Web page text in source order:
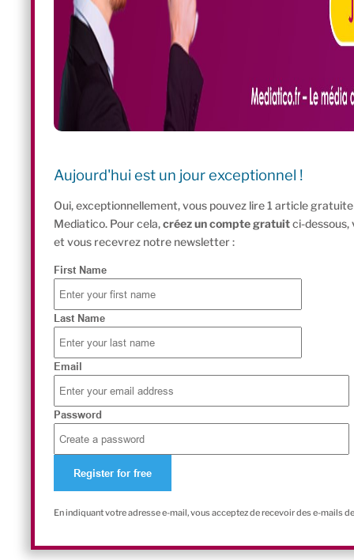
Aujourd'hui est un jour exceptionnel !
Oui, exceptionnellement, vous pouvez lire 1 article
Mediatico. Pour cela,créez un compte gratuitci-dessous,
et vous recevrez notre newsletter :
First Name
Last Name
Email
Password
En indiquant votre adresse e-mail, vous acceptez de recevoir des e-mails